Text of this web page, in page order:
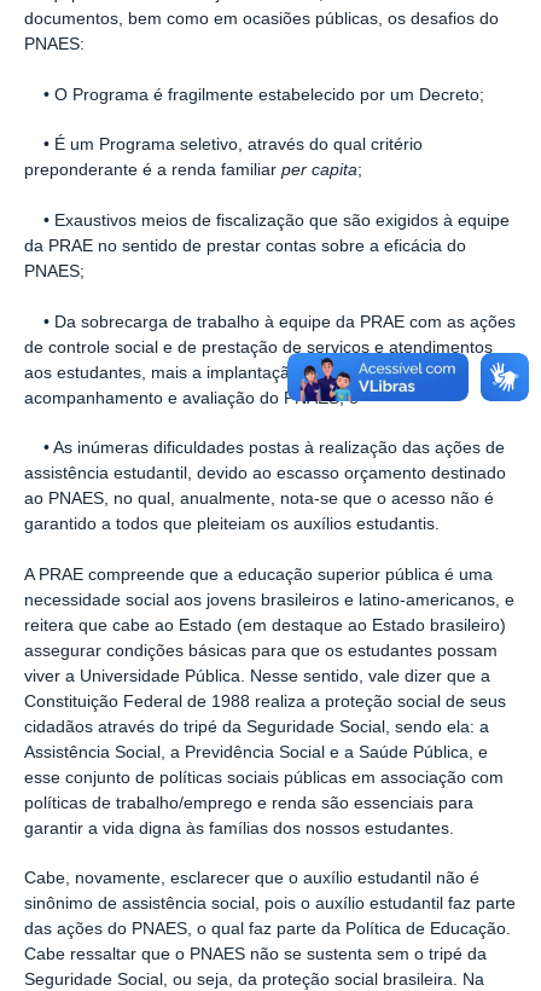
documentos, bem como em ocasiões públicas, os desafios do
PNAES:
• O Programa é fragilmente estabelecido por um Decreto;
• É um Programa seletivo, através do qual critério
preponderante é a renda familiar per capita;
• Exaustivos meios de fiscalização que são exigidos à equipe
da PRAE no sentido de prestar contas sobre a eficácia do
PNAES;
• Da sobrecarga de trabalho à equipe da PRAE com as ações
de controle social e de prestação de serviços e atendimentos
aos estudantes, mais a implantação de ações de
acompanhamento e avaliação do PNAES; e
• As inúmeras dificuldades postas à realização das ações de
assistência estudantil, devido ao escasso orçamento destinado
ao PNAES, no qual, anualmente, nota-se que o acesso não é
garantido a todos que pleiteiam os auxílios estudantis.
A PRAE compreende que a educação superior pública é uma
necessidade social aos jovens brasileiros e latino-americanos, e
reitera que cabe ao Estado (em destaque ao Estado brasileiro)
assegurar condições básicas para que os estudantes possam
viver a Universidade Pública. Nesse sentido, vale dizer que a
Constituição Federal de 1988 realiza a proteção social de seus
cidadãos através do tripé da Seguridade Social, sendo ela: a
Assistência Social, a Previdência Social e a Saúde Pública, e
esse conjunto de políticas sociais públicas em associação com
políticas de trabalho/emprego e renda são essenciais para
garantir a vida digna às famílias dos nossos estudantes.
Cabe, novamente, esclarecer que o auxílio estudantil não é
sinônimo de assistência social, pois o auxílio estudantil faz parte
das ações do PNAES, o qual faz parte da Política de Educação.
Cabe ressaltar que o PNAES não se sustenta sem o tripé da
Seguridade Social, ou seja, da proteção social brasileira. Na